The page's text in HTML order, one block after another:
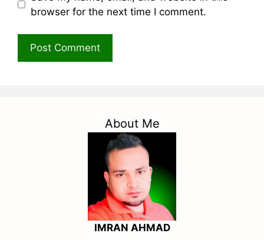
browser for the next time I comment.
About Me
IMRAN AHMAD